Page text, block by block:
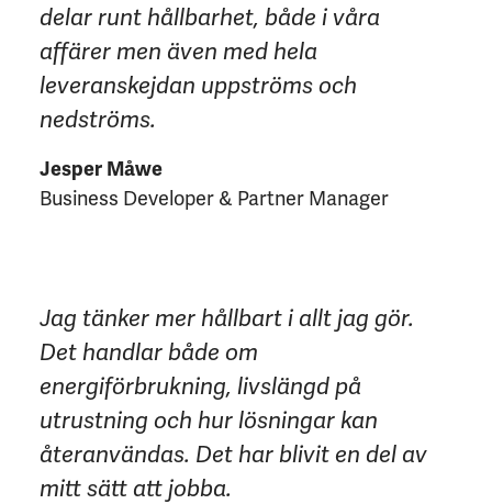
delar runt hållbarhet, både i våra
affärer men även med hela
leveranskejdan uppströms och
nedströms.
Jesper Måwe
Business Developer & Partner Manager
Jag tänker mer hållbart i allt jag gör.
Det handlar både om
energiförbrukning, livslängd på
utrustning och hur lösningar kan
återanvändas. Det har blivit en del av
mitt sätt att jobba.